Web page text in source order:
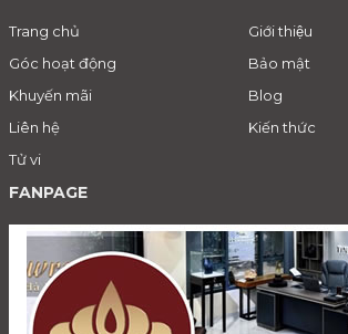
Trang chủ
Giới thiệu
Góc hoạt động
Bảo mật
Khuyến mãi
Blog
Liên hệ
Kiến thức
Tử vi
FANPAGE